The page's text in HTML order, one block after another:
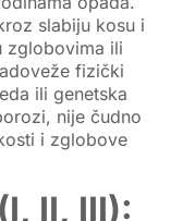
slabiju kosu i
zglobovima ili
fizički
ili genetska
nije čudno
i zglobove
II, III):